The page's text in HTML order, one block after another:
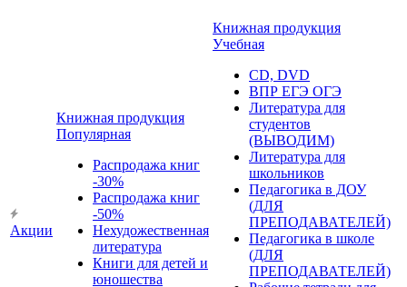
Акции
Книжная продукция
Популярная
Распродажа книг
-30%
Распродажа книг
-50%
Нехудожественная
литература
Книги для детей и
юношества
Книжная продукция
Учебная
CD, DVD
ВПР ЕГЭ ОГЭ
Литература для
студентов
(ВЫВОДИМ)
Литература для
школьников
Педагогика в ДОУ
(ДЛЯ
ПРЕПОДАВАТЕЛЕЙ)
Педагогика в школе
(ДЛЯ
ПРЕПОДАВАТЕЛЕЙ)